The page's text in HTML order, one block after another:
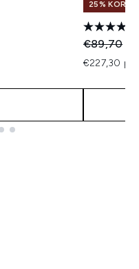
25%
€89,70
€227,30